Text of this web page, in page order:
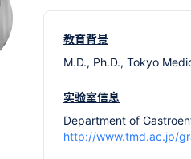
教育背景
M.D., Ph.D., Tokyo
实验室信息
Department of
http://www.tmd.ac.jp/